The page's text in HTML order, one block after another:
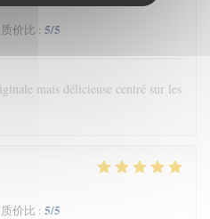
质价比 : 5/5
mais délicieuse centré sur les
质价比 : 5/5